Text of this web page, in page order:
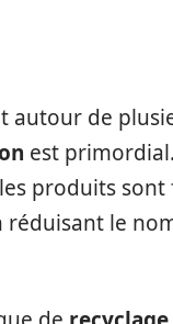
autour de
est
produits
le